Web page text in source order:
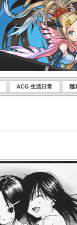
ACG 生活日常 隨